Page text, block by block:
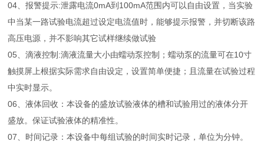
04、报警提示:泄露电流0mA到100mA范围内可以自由设置，当实验
中当某一路试验电流超过设定电流值时，能够提示报警，并切断该路
高压电源，并不影响其它试样继续做试验
05、滴液控制:滴液流量大小由蠕动泵控制；蠕动泵的流量可在10寸
触摸屏上根据实际需求自由设定，设置简单便捷；且流量在试验过程
中实时显示。
06、液体回收：本设备的盛放试验液体的槽和试验用过的液体分开
盛放。保证试验液体的精准性。
07、时间记录：本设备中每组试验的时间实时记录，单位为分钟。